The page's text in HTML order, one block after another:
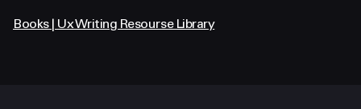
Books | Ux Writing Resourse Library